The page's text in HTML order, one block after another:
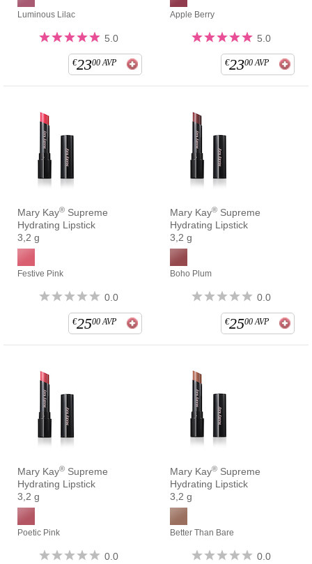
Luminous Lilac
5.0
€2300 AVP
Apple Berry
5.0
€2300 AVP
Mary Kay® Supreme
Hydrating Lipstick
3,2 g
Festive Pink
0.0
€2500 AVP
Mary Kay® Supreme
Hydrating Lipstick
3,2 g
Boho Plum
0.0
€2500 AVP
Mary Kay® Supreme
Hydrating Lipstick
3,2 g
Poetic Pink
0.0
Mary Kay® Supreme
Hydrating Lipstick
3,2 g
Better Than Bare
0.0